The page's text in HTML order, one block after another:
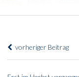
Impressum
vorheriger Beitrag